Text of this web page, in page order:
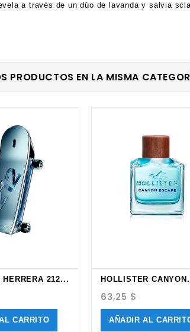
a través de un dúo de lavanda y salvia
PRODUCTOS EN LA MISMA
HERRERA 212...
CARRITO
HOLLISTER
Precio
63,25 $
AÑADIR AL